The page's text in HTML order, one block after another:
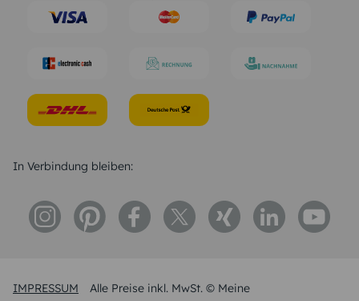
Konfirmation Glückwünsche
IMPRESSUM
Alle Preise inkl. MwSt. © Meine
In Verbindung bleiben: